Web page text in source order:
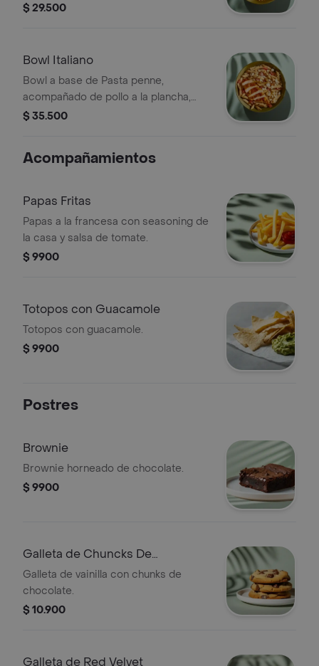
tomate, guacamole y cilantro.
$ 29.500
Bowl Italiano
Bowl a base de Pasta penne,
acompañado de pollo a la plancha,
pesto, tomate chonto y queso feta.
$ 35.500
Acompañamientos
Papas Fritas
Papas a la francesa con seasoning de
la casa y salsa de tomate.
$ 9900
Totopos con Guacamole
Totopos con guacamole.
$ 9900
Postres
Brownie
Brownie horneado de chocolate.
$ 9900
Galleta de Chuncks De
Chocolate
Galleta de vainilla con chunks de
chocolate.
$ 10.900
Galleta de Red Velvet